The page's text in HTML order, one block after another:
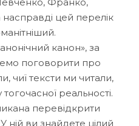
цей перелік
канон», за
поговорити про
чиї тексти ми читали,
реальності.
перевідкрити
ній ви знайдете цілий